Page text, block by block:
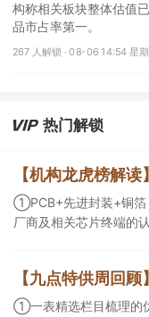
构称相关板块整体估值
品市占率第一。
267 人解锁 ·08-06 14:54 星
热门解锁
①PCB+先进封装+铜箔
厂商及相关芯片终端的
等方面具有丰富经验，
产的合规资质，这家公
①一表精选栏目梳理的